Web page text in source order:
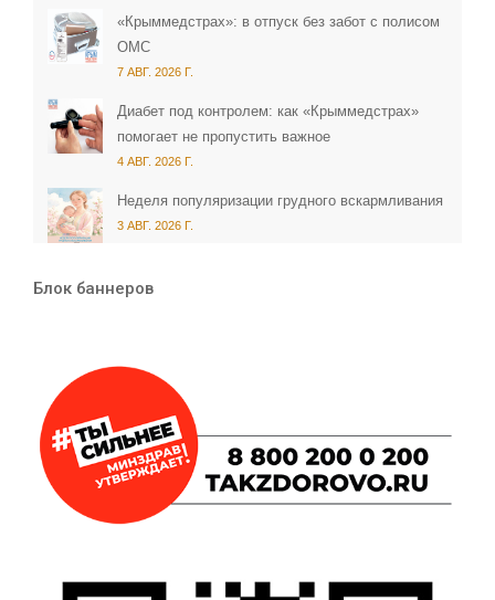
«Крыммедстрах»: в отпуск без забот с полисом
ОМС
7 АВГ. 2026 Г.
Диабет под контролем: как «Крыммедстрах»
помогает не пропустить важное
4 АВГ. 2026 Г.
Неделя популяризации грудного вскармливания
3 АВГ. 2026 Г.
Блок баннеров